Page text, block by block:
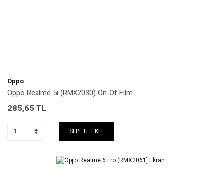
Oppo
Oppo Realme 5i (RMX2030) On-Of Film
285,65 TL
SEPETE EKLE